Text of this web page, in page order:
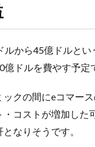
ルから45億ドルと
ドルを費やす予定
ックの間にeコマー
・コストが増加し
なりそうです。